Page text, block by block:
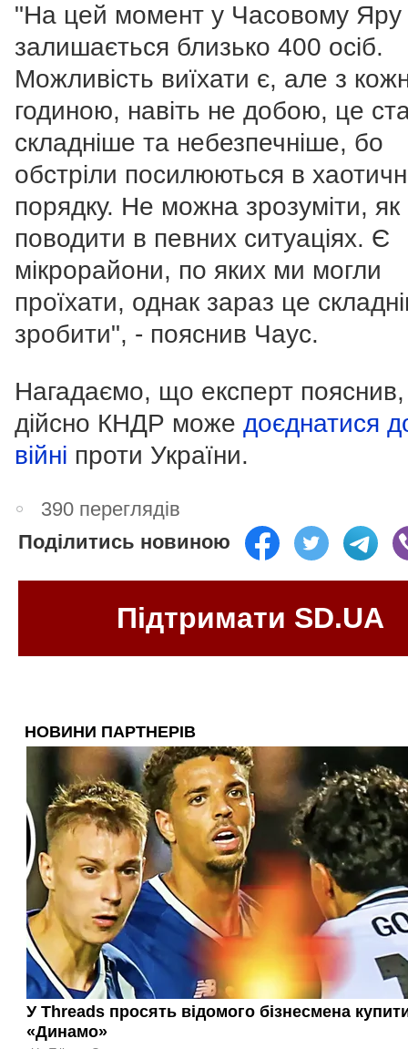
"На цей момент у Часовому Яру
залишається близько 400 осіб.
Можливість виїхати є, але з
годиною, навіть не добою, це
складніше та небезпечніше, бо
обстріли посилюються в
порядку. Не можна зрозуміти, як
поводити в певних ситуаціях. Є
мікрорайони, по яких ми могли
проїхати, однак зараз це
зробити", - пояснив Чаус.
Нагадаємо, що експерт
дійсно КНДР може доєднатися
війні проти України.
390 переглядів
Поділитись новиною
Підтримати SD.UA